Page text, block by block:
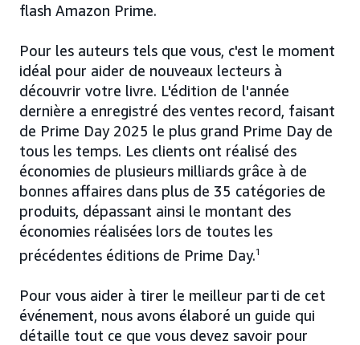
flash Amazon Prime.
Pour les auteurs tels que vous, c'est le moment
idéal pour aider de nouveaux lecteurs à
découvrir votre livre. L'édition de l'année
dernière a enregistré des ventes record, faisant
de Prime Day 2025 le plus grand Prime Day de
tous les temps. Les clients ont réalisé des
économies de plusieurs milliards grâce à de
bonnes affaires dans plus de 35 catégories de
produits, dépassant ainsi le montant des
économies réalisées lors de toutes les
précédentes éditions de Prime Day.1
Pour vous aider à tirer le meilleur parti de cet
événement, nous avons élaboré un guide qui
détaille tout ce que vous devez savoir pour